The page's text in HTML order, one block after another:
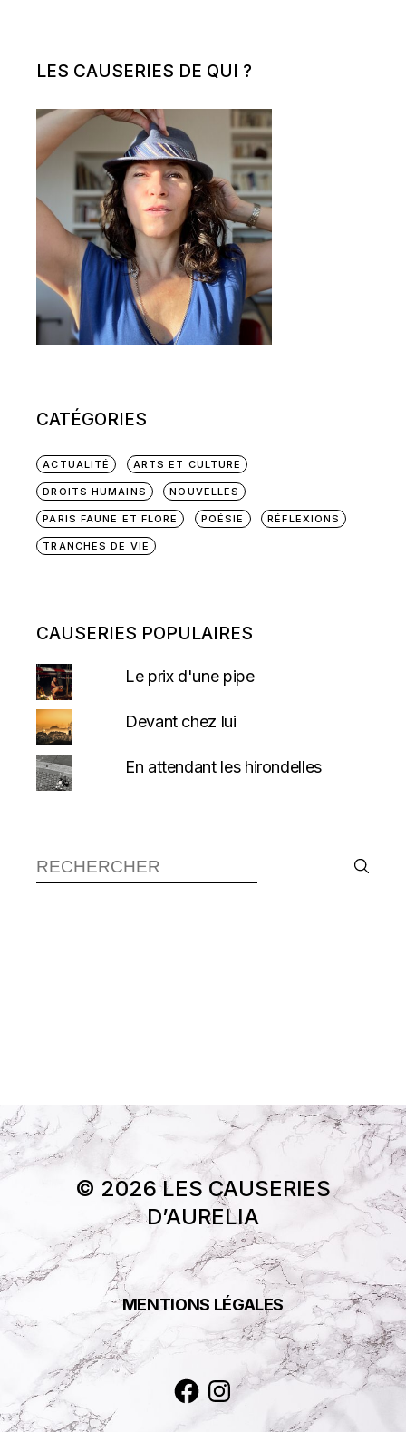
LES CAUSERIES DE QUI ?
CATÉGORIES
ACTUALITÉ ARTS ET CULTURE
DROITS HUMAINS NOUVELLES
PARIS FAUNE ET FLORE POÉSIE RÉFLEXIONS
TRANCHES DE VIE
CAUSERIES POPULAIRES
Le prix d'une pipe
Devant chez lui
En attendant les hirondelles
Recherche :
© 2026 LES CAUSERIES
D’AURELIA
MENTIONS LÉGALES
Facebook
Instagram